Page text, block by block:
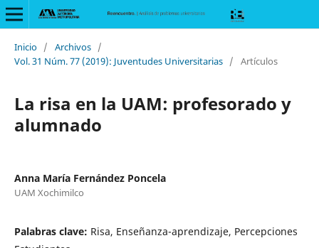
Inicio / Archivos /
Vol. 31 Núm. 77 (2019): Juventudes Universitarias / Artículos
La risa en la UAM: profesorado y
alumnado
Anna María Fernández Poncela
UAM Xochimilco
Palabras clave: Risa, Enseñanza-aprendizaje, Percepciones